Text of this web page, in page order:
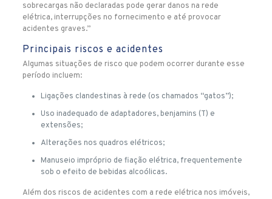
sobrecargas não declaradas pode gerar danos na rede
elétrica, interrupções no fornecimento e até provocar
acidentes graves.”
Principais riscos e acidentes
Algumas situações de risco que podem ocorrer durante esse
período incluem:
Ligações clandestinas à rede (os chamados “gatos”);
Uso inadequado de adaptadores, benjamins (T) e
extensões;
Alterações nos quadros elétricos;
Manuseio impróprio de fiação elétrica, frequentemente
sob o efeito de bebidas alcoólicas.
Além dos riscos de acidentes com a rede elétrica nos imóveis,